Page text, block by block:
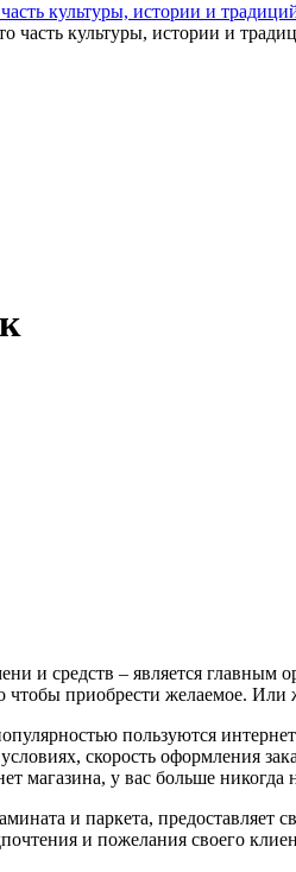
культуры, истории и
и средств – является главным
чтобы приобрести желаемое.
пользуются
скорость оформления
магазина, у вас больше
и паркета,
и пожелания своего